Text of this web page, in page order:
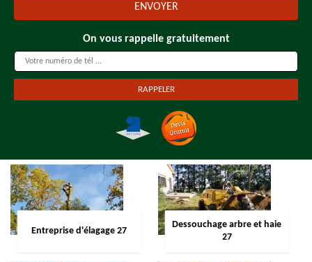
On vous rappelle gratuitement
Entreprise d'élagage 27
Dessouchage arbre et haie
27